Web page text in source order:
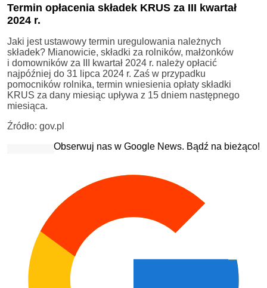
Termin opłacenia składek KRUS za III kwartał
2024 r.
Jaki jest ustawowy termin uregulowania należnych
składek? Mianowicie, składki za rolników, małżonków
i domowników za III kwartał 2024 r. należy opłacić
najpóźniej do 31 lipca 2024 r. Zaś w przypadku
pomocników rolnika, termin wniesienia opłaty składki
KRUS za dany miesiąc upływa z 15 dniem następnego
miesiąca.
Źródło: gov.pl
Obserwuj nas w Google News. Bądź na bieżąco!